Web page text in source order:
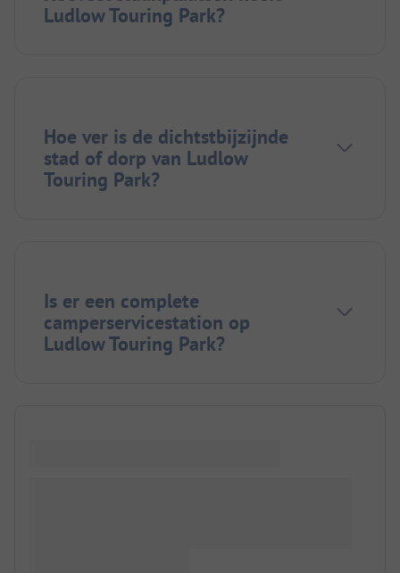
Ludlow Touring Park?
Hoe ver is de dichtstbijzijnde
stad of dorp van Ludlow
Touring Park?
Is er een complete
camperservicestation op
Ludlow Touring Park?